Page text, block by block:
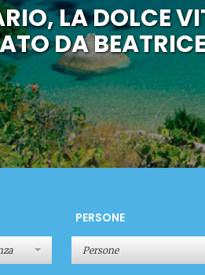
LA DOLCE
DA
PERSONE
Persone